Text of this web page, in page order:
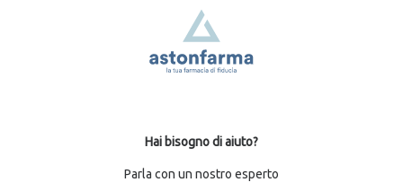
Hai bisogno di aiuto?
Parla con un nostro esperto